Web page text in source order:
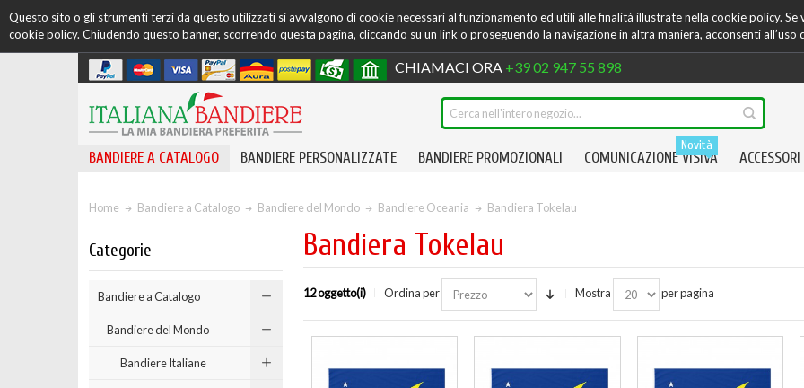
Questo sito o gli strumenti terzi da questo utilizzati si avvalgono di cookie necessari al funzionamento ed utili alle finalità illustrate nella cookie policy. Se
cookie policy. Chiudendo questo banner, scorrendo questa pagina, cliccando su un link o proseguendo la navigazione in altra maniera, acconsenti all’uso
CHIAMACI ORA +39 02 947 55 898
BANDIERE A CATALOGO BANDIERE PERSONALIZZATE BANDIERE PROMOZIONALI COMUNICAZIONE VISIVA
Novità
ACCESSORI
Home Bandiere a Catalogo Bandiere del Mondo Bandiere Oceania Bandiera Tokelau
Bandiera Tokelau
12 oggetto(i) Ordina per Mostra per pagina
Categorie
Bandiere a Catalogo
Bandiere del Mondo
Bandiere Italiane